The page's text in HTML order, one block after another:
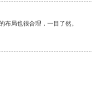
局也很合理，一目了然。